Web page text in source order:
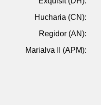
Hucharia (CN):
Regidor (AN):
Marialva II (APM):